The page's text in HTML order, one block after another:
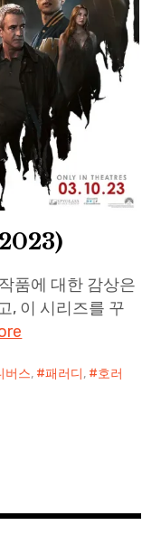
품에 대한 감상은
, 이 시리즈를 꾸
버스, 패러디, 호러